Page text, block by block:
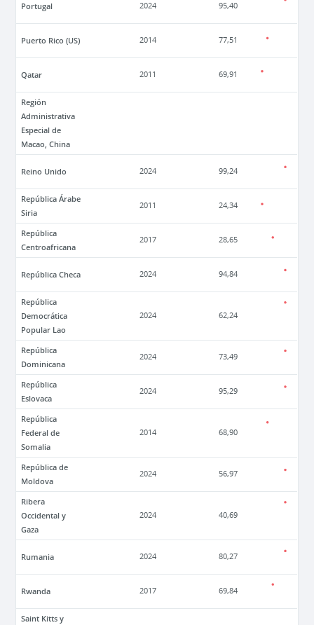
Portugal 2024 95,40
Puerto Rico (US) 2014 77,51
Qatar 2011 69,91
Región
Administrativa
Especial de
Macao, China
Reino Unido 2024 99,24
República Árabe
Siria
2011 24,34
República
Centroafricana
2017 28,65
República Checa 2024 94,84
República
Democrática
Popular Lao
2024 62,24
República
Dominicana
2024 73,49
República
Eslovaca
2024 95,29
República
Federal de
Somalia
2014 68,90
República de
Moldova
2024 56,97
Ribera
Occidental y
Gaza
2024 40,69
Rumania 2024 80,27
Rwanda 2017 69,84
Saint Kitts y